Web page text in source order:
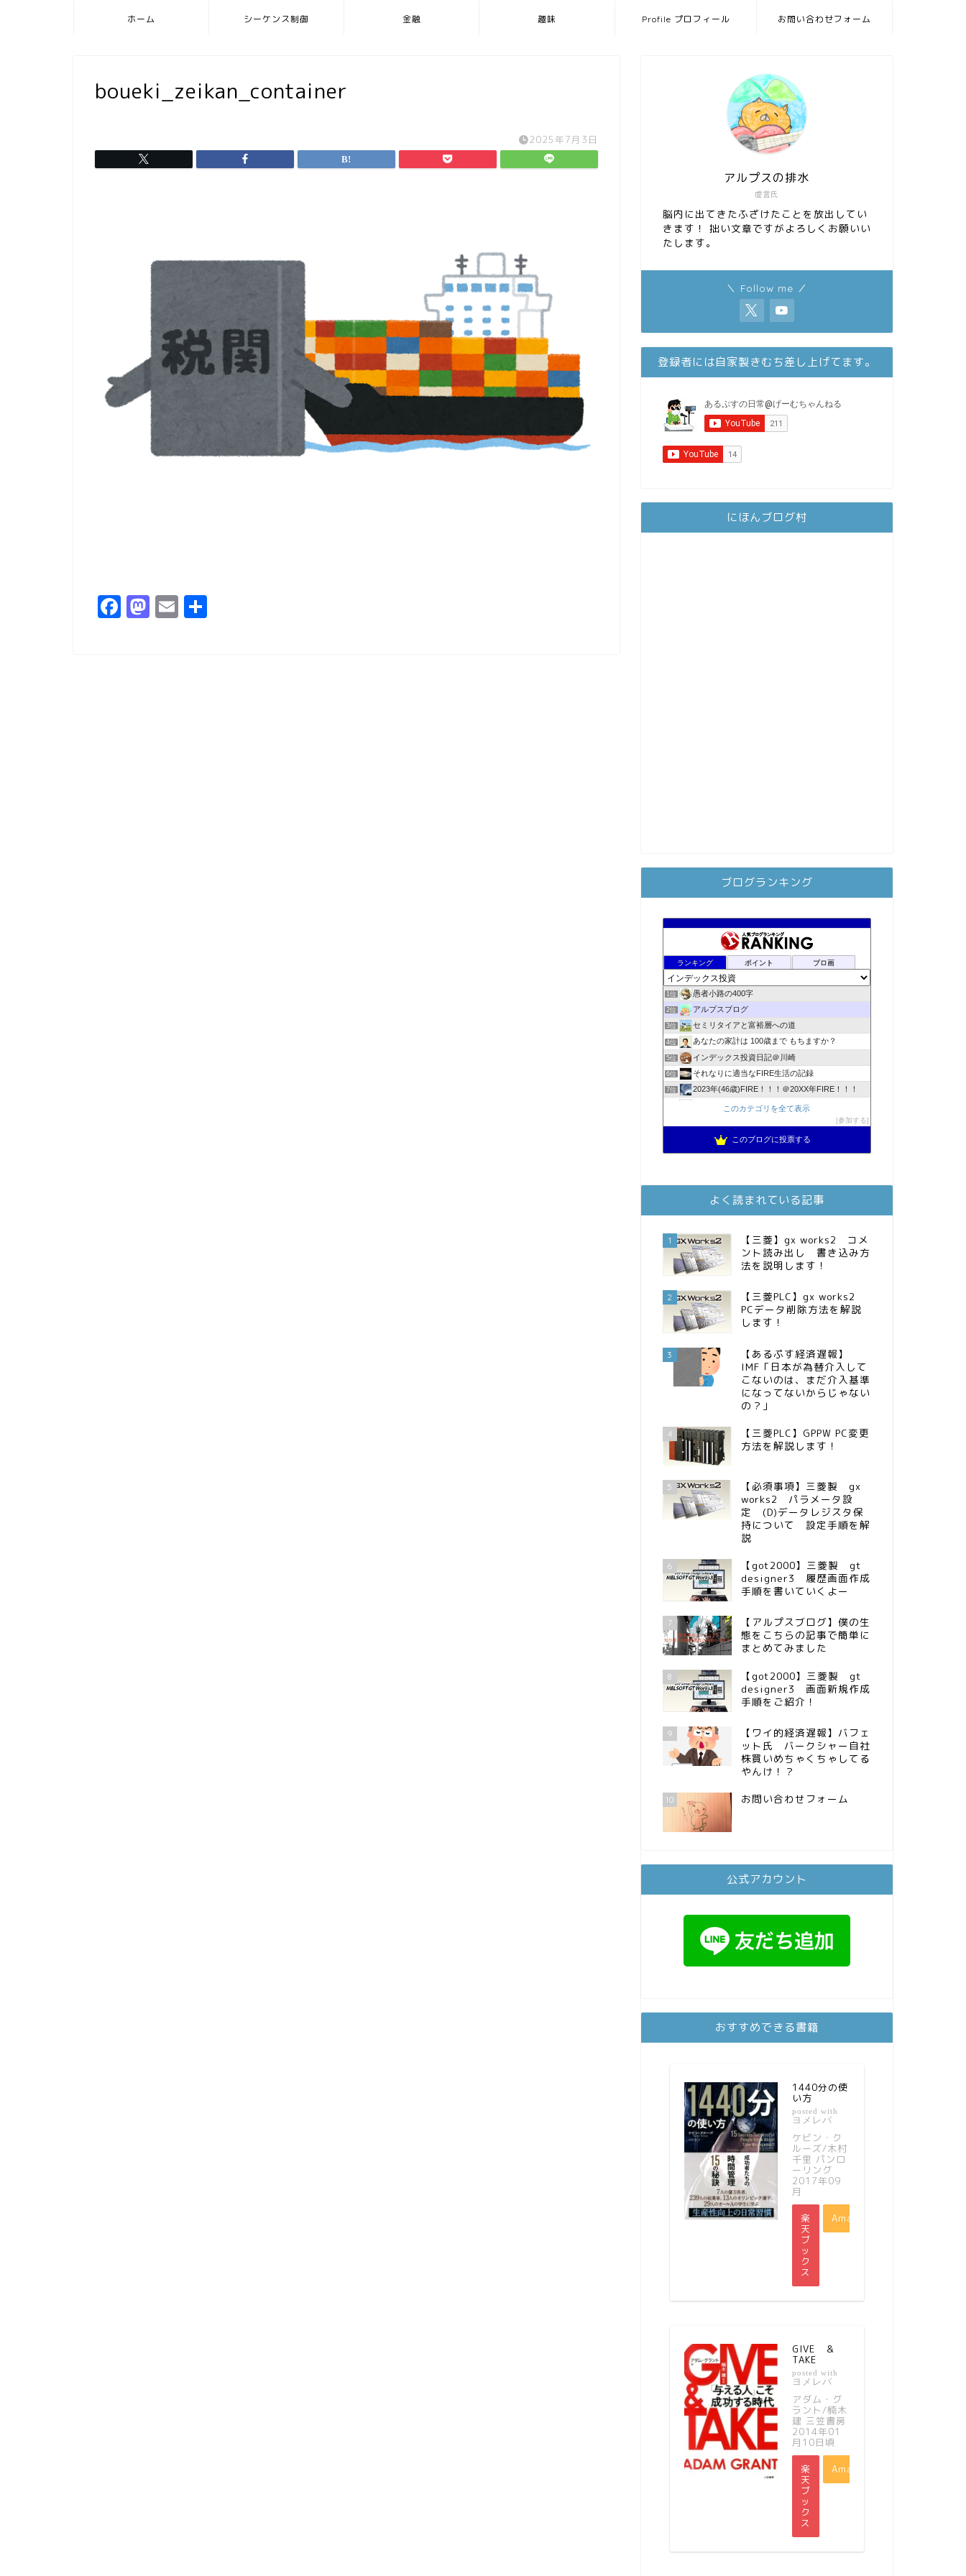
ホーム シーケンス制御 金融 趣味 Profile プロフィール お問い合わせフォーム
boueki_zeikan_container
2025年7月3日
F M E
虚言氏
アルプスの排水
脳内に出てきたふざけたことを放出してい
きます！ 拙い文章ですがよろしくお願いい
たします。
＼ Follow me ／
登録者には自家製きむち差し上げてます。
にほんブログ村
ブログランキング
ランキング ポイント ブロ画
1位 愚者小路の400字
2位 アルプスブログ
3位 セミリタイアと富裕層への道
4位 あなたの家計は 100歳まで もちますか？
5位 インデックス投資日記＠川崎
6位 それなりに適当なFIRE生活の記録
7位 2023年(46歳)FIRE！！！＠20XX年FIRE！！！
降りてからの人生
スパコンSEが効率的投資で一家セミリタイアするブログ
3階建ての資産形成
11位 お金に困らない生活（インデックス投資ブログ）
13位 庶民的家族がインデックス投資でセミリタイア目指してみた
MBAのインデックス投資日記
15位 インデックス投資でも富裕層
このカテゴリを全て表示
参加する
このブログに投票する
よく読まれている記事
1
【三菱】gx works2 コメ
ント読み出し 書き込み方
法を説明します！
2
【三菱PLC】gx works2
PCデータ削除方法を解説
します！
3
【あるぷす経済遅報】
IMF「日本が為替介入して
こないのは、まだ介入基準
になってないからじゃない
の？」
4
【三菱PLC】GPPW PC変更
方法を解説します！
5
【必須事項】三菱製 gx
works2 パラメータ設
定 (D)データレジスタ保
持について 設定手順を解
説
6
【got2000】三菱製 gt
designer3 履歴画面作成
手順を書いていくよー
7
【アルプスブログ】僕の生
態をこちらの記事で簡単に
まとめてみました
8
【got2000】三菱製 gt
designer3 画面新規作成
手順をご紹介！
9
【ワイ的経済遅報】バフェ
ット氏 バークシャー自社
株買いめちゃくちゃしてる
やんけ！？
10 お問い合わせフォーム
公式アカウント
おすすめできる書籍
1440分の使
い方
posted with
ヨメレバ
ケビン・ク
ルーズ/木村
千里 パンロ
ーリング
2017年09
月
楽
天
ブ
ッ
ク
ス
Amazon
GIVE ＆
TAKE
posted with
ヨメレバ
アダム・グ
ラント/楠木
建 三笠書房
2014年01
月10日頃
楽
天
ブ
ッ
ク
ス
Amazon